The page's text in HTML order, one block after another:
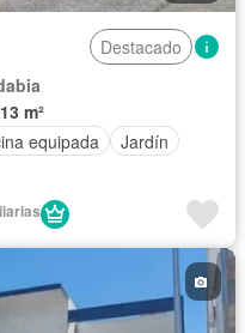
Destacado
m²
equipada
Jardín